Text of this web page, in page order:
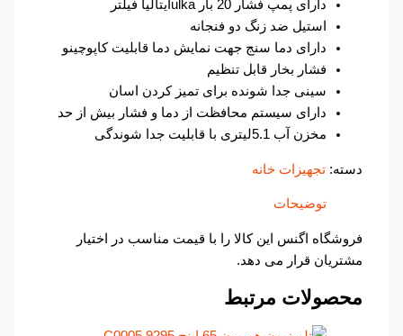
دارای پمپ فشار 20 بار ulkaایتالیا فیلتر
استیل ضد زنگ دو فنجانه
دارای دما سنج جهت نمایش دما قابلیت کاپوچینو
فشار بخار قابل تنظیم
سینی جدا شونده برای تمیز کردن اسان
دارای سیستم محافظت از دما و فشار بیش از حد
مخزن آب 5.1لیتری با قابلیت جدا شوندگی
تجهیزات خانه
توضیحات
فروشگاه اگنس این کالا را با قیمت مناسب در اختیار
مشتریان قرار می دهد.
محصولات مرتبط